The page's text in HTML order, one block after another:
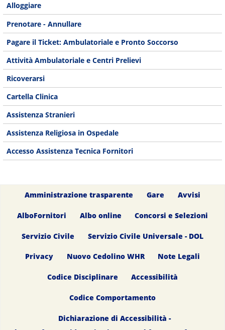
Alloggiare
Prenotare - Annullare
Pagare il Ticket: Ambulatoriale e Pronto Soccorso
Attività Ambulatoriale e Centri Prelievi
Ricoverarsi
Cartella Clinica
Assistenza Stranieri
Assistenza Religiosa in Ospedale
Accesso Assistenza Tecnica Fornitori
Amministrazione trasparente Gare Avvisi
AlboFornitori Albo online Concorsi e Selezioni
Servizio Civile Servizio Civile Universale - DOL
Privacy Nuovo Cedolino WHR Note Legali
Codice Disciplinare Accessibilità
Codice Comportamento
Dichiarazione di Accessibilità -